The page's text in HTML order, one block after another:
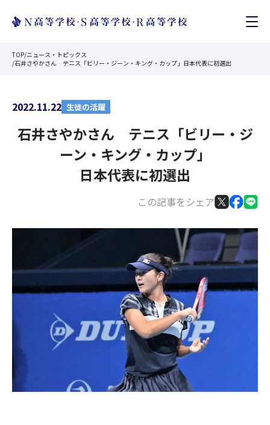
TOP/ニュース・トピックス
/石井さやかさん テニス「ビリー・ジーン・キング・カップ」日本代表に初選出
2022.11.22 生徒の活躍
この記事をシェア
石井さやかさん テニス「ビリー・ジ
ーン・キング・カップ」
日本代表に初選出